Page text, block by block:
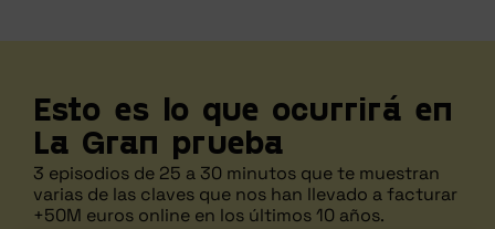
Esto es lo que ocurrirá en
La Gran prueba
3 episodios de 25 a 30 minutos que te muestran
varias de las claves que nos han llevado a facturar
+50M euros online en los últimos 10 años.